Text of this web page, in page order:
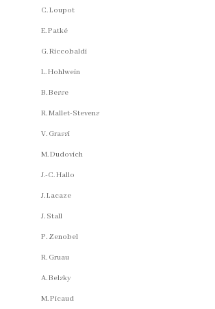
C. Loupot
E. Patké
G. Riccobaldi
L. Hohlwein
B. Besse
R. Mallet-Stevens
V. Grassi
M. Dudovich
J.-C. Hallo
J. Lacaze
J. Stall
P. Zenobel
R. Gruau
A. Belsky
M. Picaud